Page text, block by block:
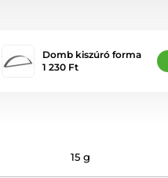
Domb kiszúró forma
1 230 Ft
15 g